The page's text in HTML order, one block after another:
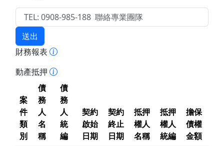
送出
財務報表
動產抵押
案
件
類
別
債
務
人
名
稱
債
務
人
統
編
契約
啟始
日期
契約
終止
日期
抵押
權人
名稱
抵押
權人
統編
擔保
債權
金額